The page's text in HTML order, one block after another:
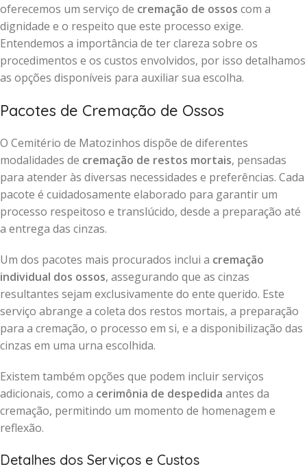
oferecemos um serviço de cremação de ossos com a
dignidade e o respeito que este processo exige.
Entendemos a importância de ter clareza sobre os
procedimentos e os custos envolvidos, por isso detalhamos
as opções disponíveis para auxiliar sua escolha.
Pacotes de Cremação de Ossos
O Cemitério de Matozinhos dispõe de diferentes
modalidades de cremação de restos mortais, pensadas
para atender às diversas necessidades e preferências. Cada
pacote é cuidadosamente elaborado para garantir um
processo respeitoso e translúcido, desde a preparação até
a entrega das cinzas.
Um dos pacotes mais procurados inclui a cremação
individual dos ossos, assegurando que as cinzas
resultantes sejam exclusivamente do ente querido. Este
serviço abrange a coleta dos restos mortais, a preparação
para a cremação, o processo em si, e a disponibilização das
cinzas em uma urna escolhida.
Existem também opções que podem incluir serviços
adicionais, como a cerimônia de despedida antes da
cremação, permitindo um momento de homenagem e
reflexão.
Detalhes dos Serviços e Custos